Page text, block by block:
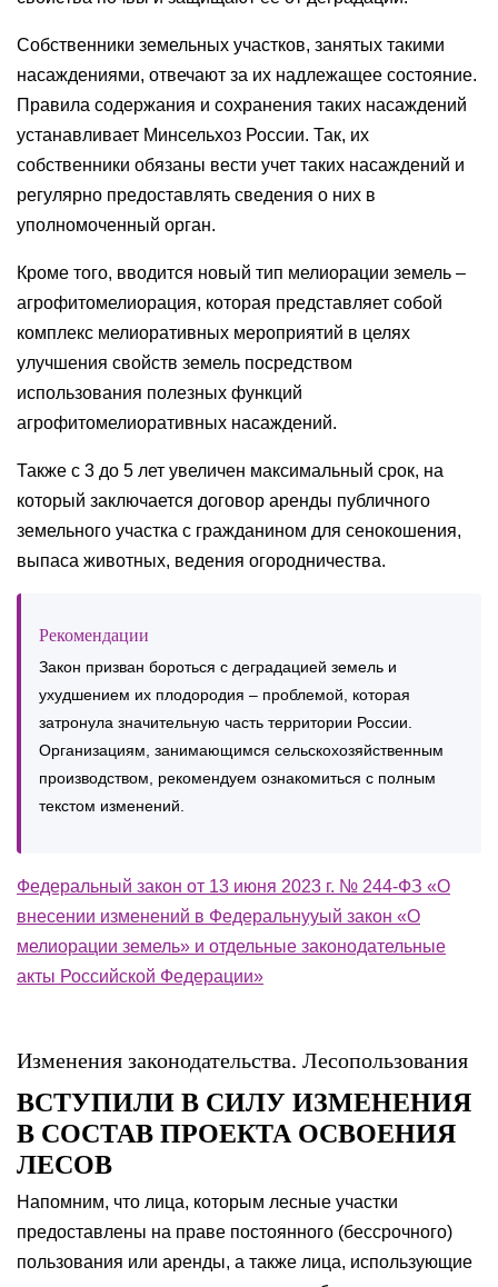
Собственники земельных участков, занятых такими
насаждениями, отвечают за их надлежащее состояние.
Правила содержания и сохранения таких насаждений
устанавливает Минсельхоз России. Так, их
собственники обязаны вести учет таких насаждений и
регулярно предоставлять сведения о них в
уполномоченный орган.
Кроме того, вводится новый тип мелиорации земель –
агрофитомелиорация, которая представляет собой
комплекс мелиоративных мероприятий в целях
улучшения свойств земель посредством
использования полезных функций
агрофитомелиоративных насаждений.
Также с 3 до 5 лет увеличен максимальный срок, на
который заключается договор аренды публичного
земельного участка с гражданином для сенокошения,
выпаса животных, ведения огородничества.
Рекомендации
Закон призван бороться с деградацией земель и
ухудшением их плодородия – проблемой, которая
затронула значительную часть территории России.
Организациям, занимающимся сельскохозяйственным
производством, рекомендуем ознакомиться с полным
текстом изменений.
Федеральный закон от 13 июня 2023 г. № 244-ФЗ «О
внесении изменений в Федеральнууый закон «О
мелиорации земель» и отдельные законодательные
акты Российской Федерации»
Изменения законодательства. Лесопользования
ВСТУПИЛИ В СИЛУ ИЗМЕНЕНИЯ
В СОСТАВ ПРОЕКТА ОСВОЕНИЯ
ЛЕСОВ
Напомним, что лица, которым лесные участки
предоставлены на праве постоянного (бессрочного)
пользования или аренды, а также лица, использующие